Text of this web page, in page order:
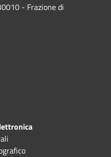
- Frazione di